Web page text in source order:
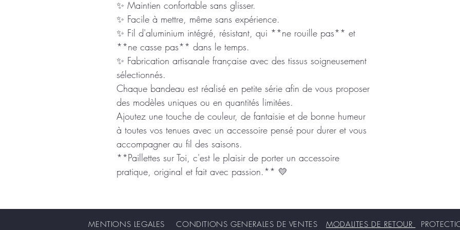
✨ Maintien confortable sans glisser.
✨ Facile à mettre, même sans expérience.
✨ Fil d'aluminium intégré, résistant, qui **ne rouille pas** et
**ne casse pas** dans le temps.
✨ Fabrication artisanale française avec des tissus soigneusement
sélectionnés.
Chaque bandeau est réalisé en petite série afin de vous proposer
des modèles uniques ou en quantités limitées.
Ajoutez une touche de couleur, de fantaisie et de bonne humeur
à toutes vos tenues avec un accessoire pensé pour durer et vous
accompagner au fil des saisons.
**Paillettes sur Toi, c'est le plaisir de porter un accessoire
pratique, original et fait avec passion.** 💛
MENTIONS LEGALES CONDITIONS GENERALES DE VENTESMODALITES DE RETOUR